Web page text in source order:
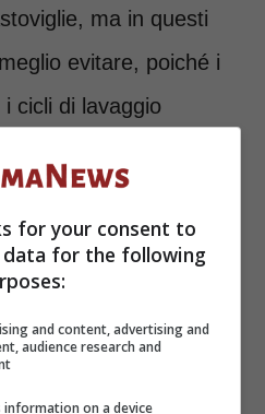
ma in questi
evitare, poiché i
cicli di lavaggio
Inoltre il legno
l’umidità e di
for your consent to
data for the following
and content, advertising and
audience research and
information on a device